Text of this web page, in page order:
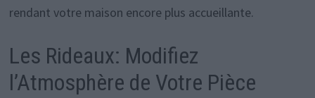
rendant votre maison encore plus accueillante.
Les Rideaux: Modifiez
l’Atmosphère de Votre Pièce